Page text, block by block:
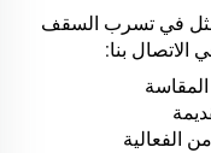
في تسرب السقف
الاتصال بنا:
الفعالية